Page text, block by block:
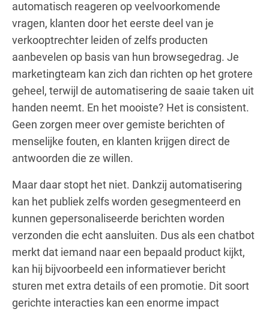
automatisch reageren op veelvoorkomende
vragen, klanten door het eerste deel van je
verkooptrechter leiden of zelfs producten
aanbevelen op basis van hun browsegedrag. Je
marketingteam kan zich dan richten op het grotere
geheel, terwijl de automatisering de saaie taken uit
handen neemt. En het mooiste? Het is consistent.
Geen zorgen meer over gemiste berichten of
menselijke fouten, en klanten krijgen direct de
antwoorden die ze willen.
Maar daar stopt het niet. Dankzij automatisering
kan het publiek zelfs worden gesegmenteerd en
kunnen gepersonaliseerde berichten worden
verzonden die echt aansluiten. Dus als een chatbot
merkt dat iemand naar een bepaald product kijkt,
kan hij bijvoorbeeld een informatiever bericht
sturen met extra details of een promotie. Dit soort
gerichte interacties kan een enorme impact